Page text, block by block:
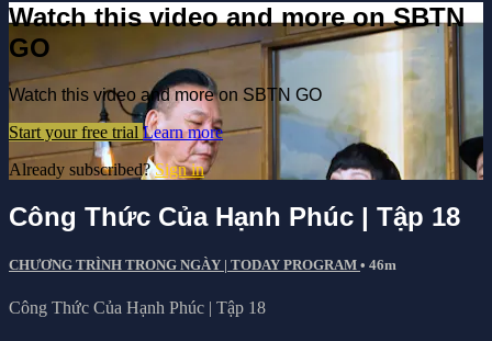
Watch this video and more on SBTN
GO
Watch this video and more on SBTN GO
Start your free trial Learn more
Already subscribed?Sign in
Công Thức Của Hạnh Phúc | Tập 18
CHƯƠNG TRÌNH TRONG NGÀY | TODAY PROGRAM • 46m
Công Thức Của Hạnh Phúc | Tập 18